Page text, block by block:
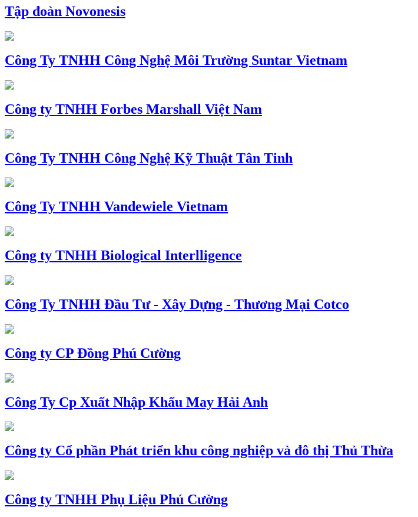
Tập đoàn Novonesis
Công Ty TNHH Công Nghệ Môi Trường Suntar Vietnam
Công ty TNHH Forbes Marshall Việt Nam
Công Ty TNHH Công Nghệ Kỹ Thuật Tân Tinh
Công Ty TNHH Vandewiele Vietnam
Công ty TNHH Biological Interlligence
Công Ty TNHH Đầu Tư - Xây Dựng - Thương Mại Cotco
Công ty CP Đồng Phú Cường
Công Ty Cp Xuất Nhập Khẩu May Hải Anh
Công ty Cổ phần Phát triển khu công nghiệp và đô thị Thủ Thừa
Công ty TNHH Phụ Liệu Phú Cường